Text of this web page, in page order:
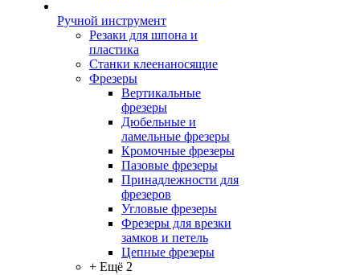
Ручной инструмент
Резаки для шпона и
пластика
Станки клеенаносящие
Фрезеры
Вертикальные
фрезеры
Дюбельные и
ламельные фрезеры
Кромочные фрезеры
Пазовые фрезеры
Принадлежности для
фрезеров
Угловые фрезеры
Фрезеры для врезки
замков и петель
Цепные фрезеры
+ Ещё 2